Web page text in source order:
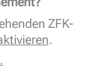
ZFK-
.